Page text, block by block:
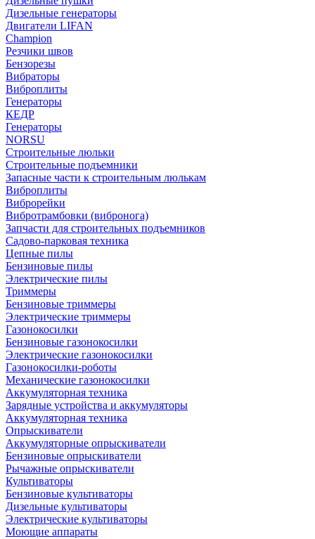
Дизельные генераторы
Двигатели LIFAN
Champion
Резчики швов
Бензорезы
Вибраторы
Виброплиты
Генераторы
КЕДР
Генераторы
NORSU
Строительные люльки
Строительные подъемники
Запасные части к строительным люлькам
Виброплиты
Виброрейки
Вибротрамбовки (вибронога)
Запчасти для строительных подъемников
Садово-парковая техника
Цепные пилы
Бензиновые пилы
Электрические пилы
Триммеры
Бензиновые триммеры
Электрические триммеры
Газонокосилки
Бензиновые газонокосилки
Электрические газонокосилки
Газонокосилки-роботы
Механические газонокосилки
Аккумуляторная техника
Зарядные устройства и аккумуляторы
Аккумуляторная техника
Опрыскиватели
Аккумуляторные опрыскиватели
Бензиновые опрыскиватели
Рычажные опрыскиватели
Культиваторы
Бензиновые культиваторы
Дизельные культиваторы
Электрические культиваторы
Моющие аппараты